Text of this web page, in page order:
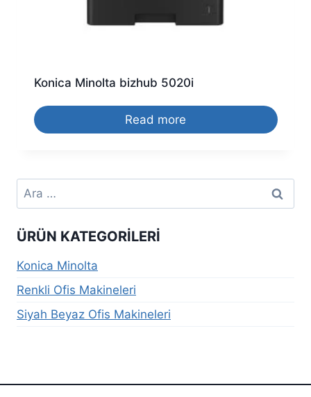
Konica Minolta bizhub 5020i
Read more
Arama:
ÜRÜN KATEGORILERI
Konica Minolta
Renkli Ofis Makineleri
Siyah Beyaz Ofis Makineleri